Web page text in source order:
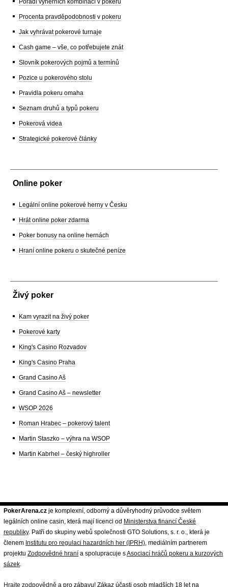
Procenta pravděpodobnosti v pokeru
Jak vyhrávat pokerové turnaje
Cash game – vše, co potřebujete znát
Slovník pokerových pojmů a termínů
Pozice u pokerového stolu
Pravidla pokeru omaha
Seznam druhů a typů pokeru
Pokerová videa
Strategické pokerové články
Online poker
Legální online pokerové herny v Česku
Hrát online poker zdarma
Poker bonusy na online hernách
Hraní online pokeru o skutečné peníze
Živý poker
Kam vyrazit na živý poker
Pokerové karty
King's Casino Rozvadov
King's Casino Praha
Grand Casino Aš
Grand Casino Aš – newsletter
WSOP 2026
Roman Hrabec – pokerový talent
Martin Staszko – výhra na WSOP
Martin Kabrhel – český highroller
PokerArena.cz je komplexní, odborný a důvěryhodný průvodce světem
legálních online casin, která mají licenci od Ministerstva financí České
republiky. Patří do skupiny webů společnosti GTO Solutions, s. r. o., která je
členem Institutu pro regulaci hazardních her (IPRH) , mediálním partnerem
projektu Zodpovědné hraní a spolupracuje sAsociací hráčů pokeru a kurzových
sázek
Hrajte zodpovědně a pro zábavu! Zákaz účasti osob mladších 18 let na